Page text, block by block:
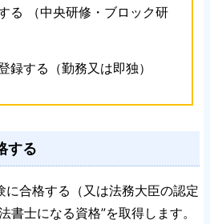
る （中央研修・ブロック研
録する（勤務又は即独）
する
合格する（又は法務大臣の認定
書士になる資格”を取得します。